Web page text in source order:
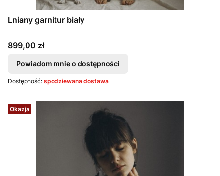
Lniany garnitur biały
Cena
899,00 zł
Powiadom mnie o dostępności
Dostępność: spodziewana dostawa
Okazja